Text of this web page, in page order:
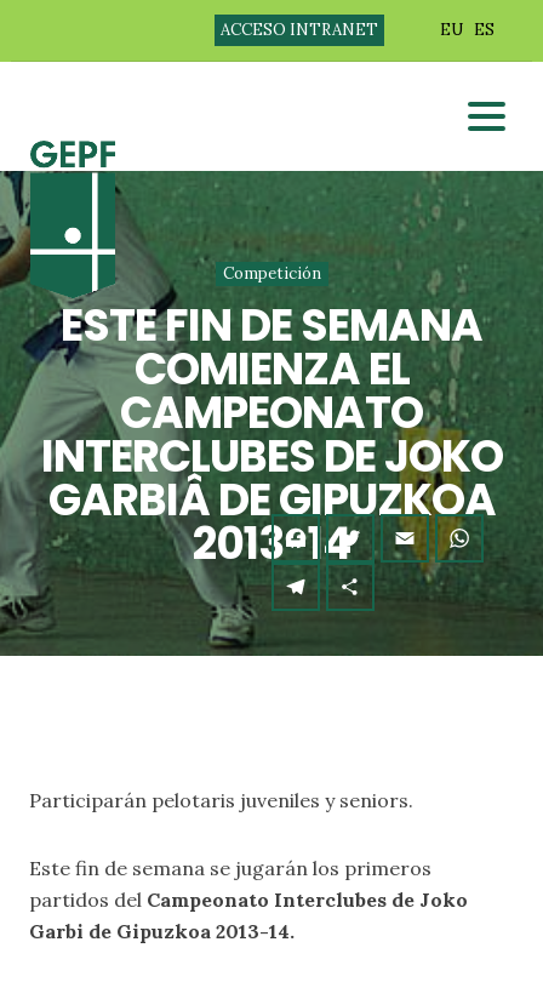
ACCESO INTRANET EU ES
Competición
ESTE FIN DE SEMANA
COMIENZA EL
CAMPEONATO
INTERCLUBES DE JOKO
GARBIÂ DE GIPUZKOA
2013-14
Participarán pelotaris juveniles y seniors.
Este fin de semana se jugarán los primeros
partidos del Campeonato Interclubes de Joko
Garbi de Gipuzkoa 2013-14.